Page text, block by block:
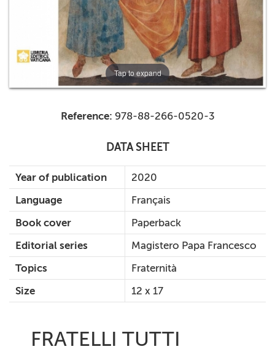
Tap to expand
Reference: 978-88-266-0520-3
DATA SHEET
Year of publication
2020
Language
Français
Book cover
Paperback
Editorial series
Magistero Papa Francesco
Topics
Fraternità
Size
12 x 17
FRATELLI TUTTI